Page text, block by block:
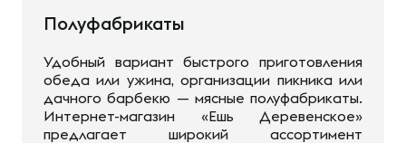
Полуфабрикаты
Удобный вариант быстрого приготовления
обеда или ужина, организации пикника или
дачного барбекю — мясные полуфабрикаты.
Интернет-магазин «Ешь Деревенское»
предлагает широкий ассортимент